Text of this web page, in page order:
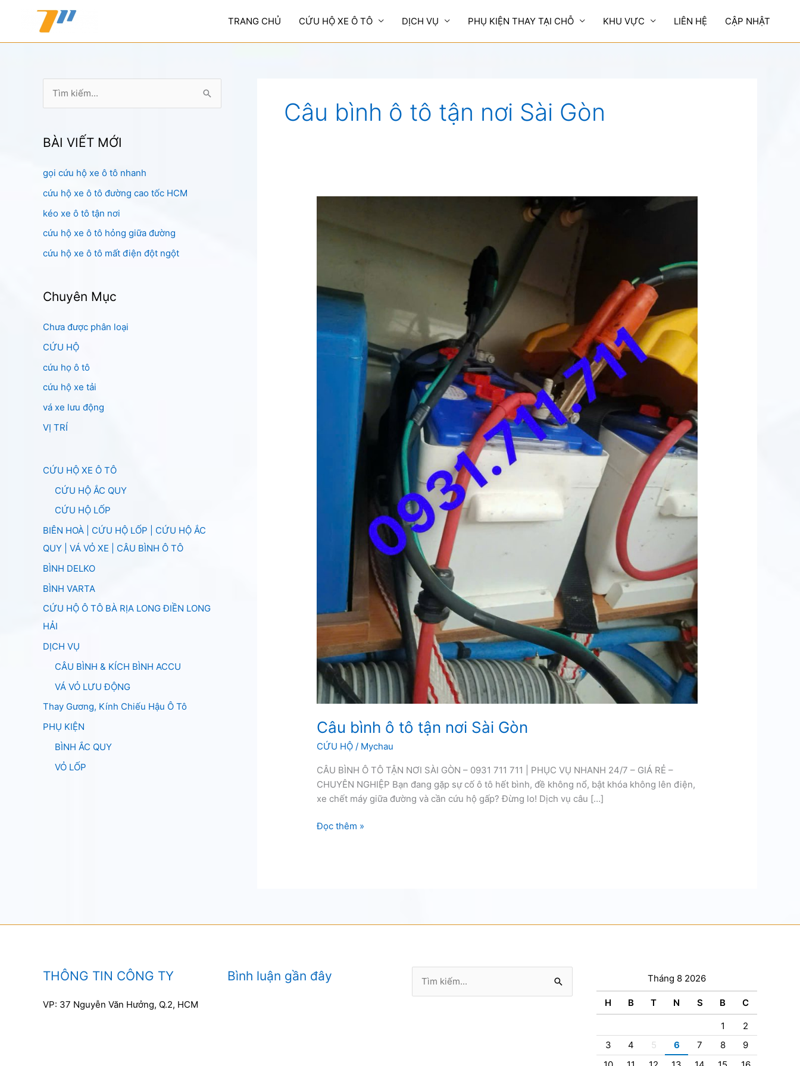
TRANG CHỦ CỨU HỘ XE Ô TÔ DỊCH VỤ PHỤ KIỆN THAY TẠI CHỖ KHU VỰC LIÊN HỆ CẬP NHẬT
k
ế
m
:
BÀI VIẾT MỚI
gọi cứu hộ xe ô tô nhanh
cứu hộ xe ô tô đường cao tốc HCM
kéo xe ô tô tận nơi
cứu hộ xe ô tô hỏng giữa đường
cứu hộ xe ô tô mất điện đột ngột
Chuyên Mục
Chưa được phân loại
CỨU HỘ
cứu họ ô tô
cứu hộ xe tải
vá xe lưu động
VỊ TRÍ
CỨU HỘ XE Ô TÔ
CỨU HỘ ẮC QUY
CỨU HỘ LỐP
BIÊN HOÀ | CỨU HỘ LỐP | CỨU HỘ ẮC
QUY | VÁ VỎ XE | CÂU BÌNH Ô TÔ
BÌNH DELKO
BÌNH VARTA
CỨU HỘ Ô TÔ BÀ RỊA LONG ĐIỀN LONG
HẢI
DỊCH VỤ
CÂU BÌNH & KÍCH BÌNH ACCU
VÁ VỎ LƯU ĐỘNG
Thay Gương, Kính Chiếu Hậu Ô Tô
PHỤ KIỆN
BÌNH ẮC QUY
VỎ LỐP
Câu bình ô tô tận nơi Sài Gòn
Câu bình ô tô tận nơi Sài Gòn
CỨU HỘ / Mychau
CÂU BÌNH Ô TÔ TẬN NƠI SÀI GÒN – 0931 711 711 | PHỤC VỤ NHANH 24/7 – GIÁ RẺ –
CHUYÊN NGHIỆP Bạn đang gặp sự cố ô tô hết bình, đề không nổ, bật khóa không lên điện,
xe chết máy giữa đường và cần cứu hộ gấp? Đừng lo! Dịch vụ câu […]
Câu
Gòn
Đọc thêm »
THÔNG TIN CÔNG TY
VP: 37 Nguyễn Văn Hưởng, Q.2, HCM
Bình luận gần đây
kiếm:
Tháng 8 2026
H B T N S B C
1
2
3
4 5 6 7 8
9